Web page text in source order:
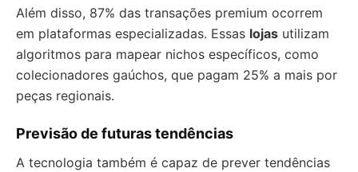
Além disso, 87% das transações premium ocorrem
em plataformas especializadas. Essas lojas utilizam
algoritmos para mapear nichos específicos, como
colecionadores gaúchos, que pagam 25% a mais por
peças regionais.
Previsão de futuras tendências
A tecnologia também é capaz de prever tendências